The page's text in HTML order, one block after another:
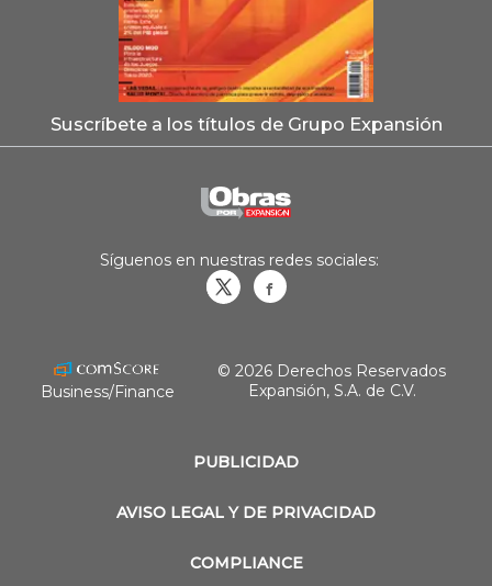
Suscríbete a los títulos de Grupo Expansión
PUBLICIDAD
AVISO LEGAL Y DE PRIVACIDAD
COMPLIANCE
Síguenos en nuestras redes sociales:
Business/Finance
© 2026 Derechos Reservados
Expansión, S.A. de C.V.